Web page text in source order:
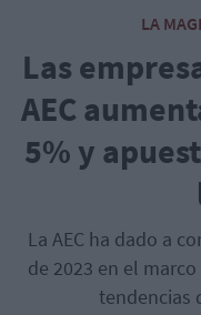
LA
Las
AEC
5% y
La AEC ha dado a
de 2023 en el
tendencias